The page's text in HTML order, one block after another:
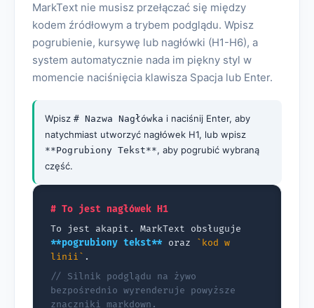
MarkText nie musisz przełączać się między
kodem źródłowym a trybem podglądu. Wpisz
pogrubienie, kursywę lub nagłówki (H1-H6), a
system automatycznie nada im piękny styl w
momencie naciśnięcia klawisza Spacja lub Enter.
Wpisz # Nazwa Nagłówka i naciśnij Enter, aby
natychmiast utworzyć nagłówek H1, lub wpisz
**Pogrubiony Tekst**, aby pogrubić wybraną
część.
# To jest nagłówek H1
To jest akapit. MarkText obsługuje
**pogrubiony tekst** oraz
`kod w
linii` .
// Silnik podglądu na żywo
bezpośrednio wyrenderuje powyższe
znaczniki markdown.